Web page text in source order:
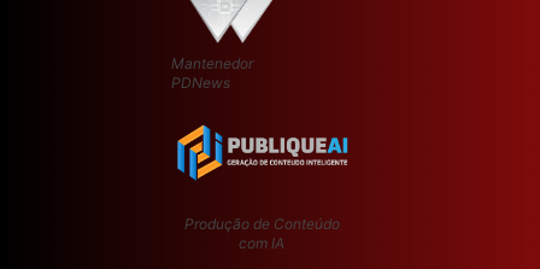
Mantenedor
PDNews
Produção de Conteúdo
com IA